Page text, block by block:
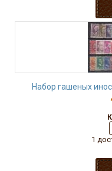
Набор гашеных
1